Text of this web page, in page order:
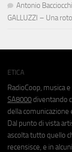
Antonio Bacciocchi
GALLUZZI – Una
ETICA
RadioCoop, musica
SA8000 diventando
della comunicazione
Dal punto di vista
ascolta tutto quello
recensisce, e in